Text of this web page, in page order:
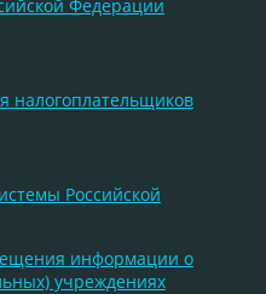
Федерации
налогоплательщиков
Российской
информации о
учреждениях